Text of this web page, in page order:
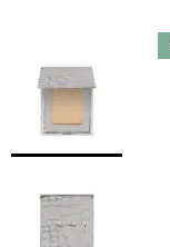
края
галерията
изображенията